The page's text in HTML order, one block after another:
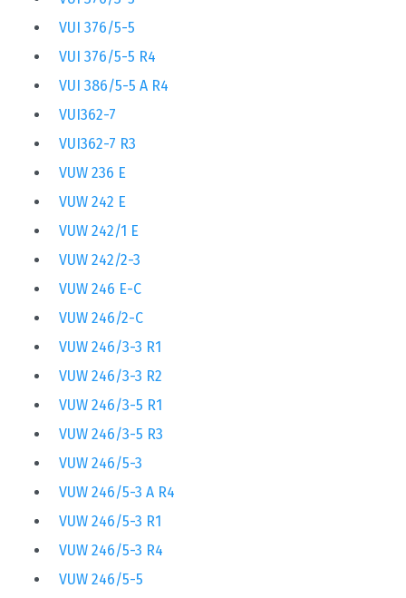
VUI 376/5-5
VUI 376/5-5 R4
VUI 386/5-5 A R4
VUI362-7
VUI362-7 R3
VUW 236 E
VUW 242 E
VUW 242/1 E
VUW 242/2-3
VUW 246 E-C
VUW 246/2-C
VUW 246/3-3 R1
VUW 246/3-3 R2
VUW 246/3-5 R1
VUW 246/3-5 R3
VUW 246/5-3
VUW 246/5-3 A R4
VUW 246/5-3 R1
VUW 246/5-3 R4
VUW 246/5-5